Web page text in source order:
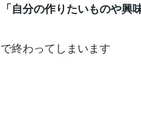
「自分の作りたいものや興
で終わってしまいます